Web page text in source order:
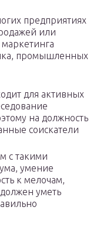
предприятиях
или
промышленных
для активных
на должность
соискатели
с такими
умение
к мелочам,
уметь